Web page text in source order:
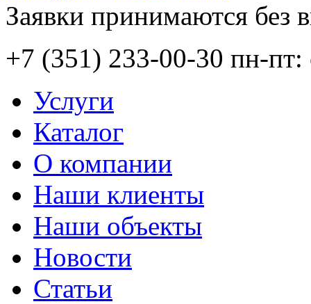
Заявки принимаются без
+7 (351) 233-00-30 пн-пт:
Услуги
Каталог
О компании
Наши клиенты
Наши объекты
Новости
Статьи